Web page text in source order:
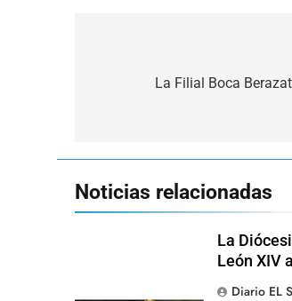
La Filial Boca
Noticias relacionadas
La
León XIV
Diario EL